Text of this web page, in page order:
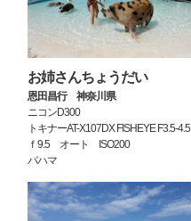
お姉さんちょうだい
恩田昌行 神奈川県
ニコンD300
トキナーAT-X107DX FISHEYE F3.5-4.5
ｆ9.5 オート ISO200
バハマ